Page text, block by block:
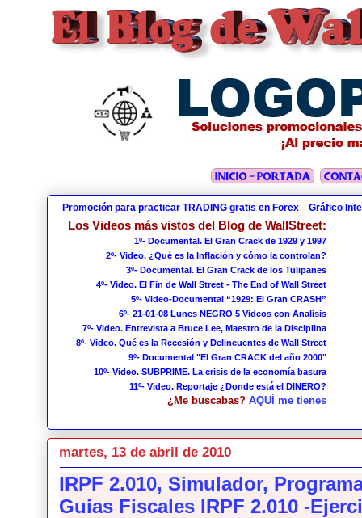
Promoción para practicar TRADING gratis en Forex - Gráfico
Los Videos más vistos del Blog de WallStreet:
1º- Documental. El Gran Crack de 1929 y 1997
2º- Video. ¿Qué es la Inflación y cómo la controlan?
3º- Documental. El Gran Crack de los Tulipanes
4º- Video. El Fin de Wall Street - The End of Wall Street
5º- Video-Documental “1929: El Gran CRASH”
6º- 21-01-08 Lunes NEGRO 5 Videos con Analisis
7º- Video. Entrevista a Bruce Lee, Maestro de la Disciplina
8º- Video. Qué es la Recesión y Delincuentes de Wall Street
9º- Documental "El Gran CRACK del año 2000"
10º- Video. SUBPRIME. La crisis de la economía basura
11º- Video. Reportaje ¿Donde está el DINERO?
¿Me buscabas?AQUÍ me tienes
martes, 13 de abril de 2010
IRPF 2.010, Simulador,
Guias Fiscales IRPF 2.010 -